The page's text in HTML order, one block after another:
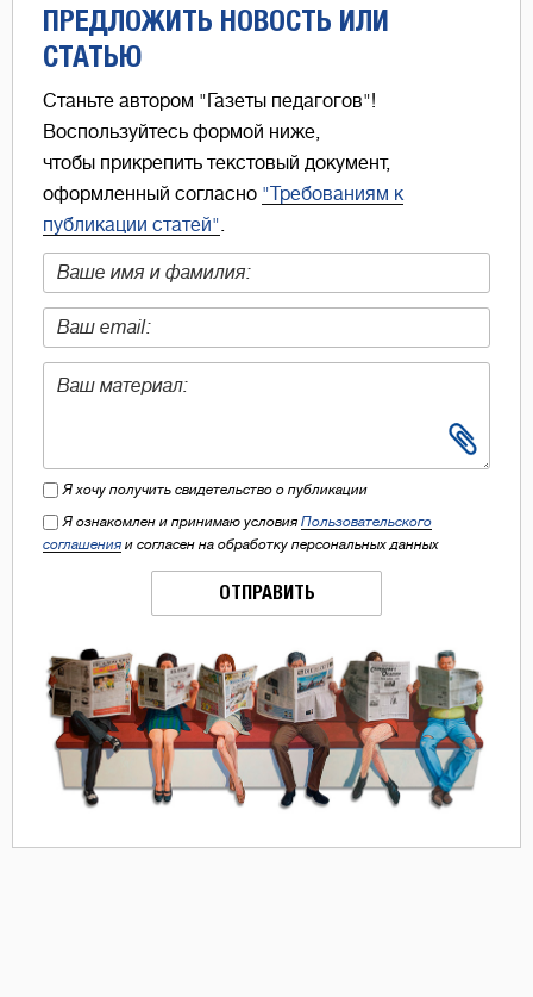
ПРЕДЛОЖИТЬ НОВОСТЬ ИЛИ
СТАТЬЮ
Станьте автором "Газеты педагогов"!
Воспользуйтесь формой ниже,
чтобы прикрепить текстовый документ,
оформленный согласно "Требованиям к
публикации статей"
Я хочу получить свидетельство о публикации
Я ознакомлен и принимаю условия Пользовательского
соглашения и согласен на обработку персональных данных
ОТПРАВИТЬ